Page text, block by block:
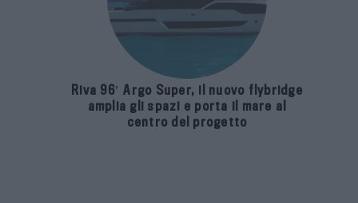
Riva 96′ Argo Super, il nuovo flybridge
amplia gli spazi e porta il mare al
centro del progetto